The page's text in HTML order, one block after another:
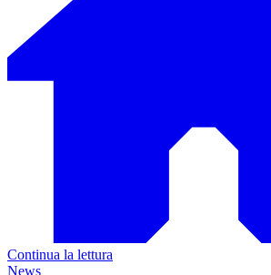
Continua la lettura
News